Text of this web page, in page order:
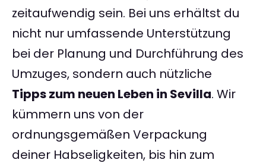
zeitaufwendig sein. Bei uns erhältst du
nicht nur umfassende Unterstützung
bei der Planung und Durchführung des
Umzuges, sondern auch nützliche
Tipps zum neuen Leben in Sevilla. Wir
kümmern uns von der
ordnungsgemäßen Verpackung
deiner Habseligkeiten, bis hin zum